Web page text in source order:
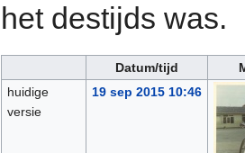
het destijds was.
Datum/tijd
huidige
versie
19 sep 2015 10:46